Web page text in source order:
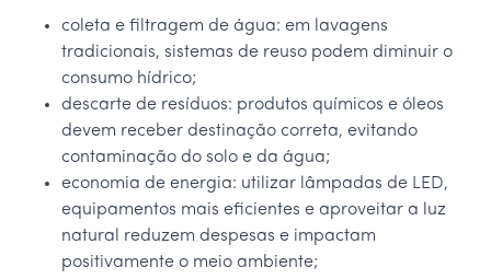
coleta e filtragem de água: em lavagens
tradicionais, sistemas de reuso podem diminuir o
consumo hídrico;
descarte de resíduos: produtos químicos e óleos
devem receber destinação correta, evitando
contaminação do solo e da água;
economia de energia: utilizar lâmpadas de LED,
equipamentos mais eficientes e aproveitar a luz
natural reduzem despesas e impactam
positivamente o meio ambiente;